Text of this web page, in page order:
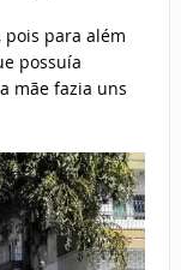
pois para além
possuía
mãe fazia uns